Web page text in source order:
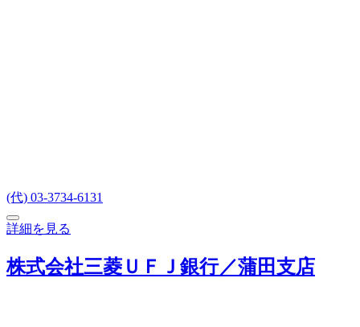
(代) 03-3734-6131
詳細を見る
株式会社三菱ＵＦＪ銀行／蒲田支店